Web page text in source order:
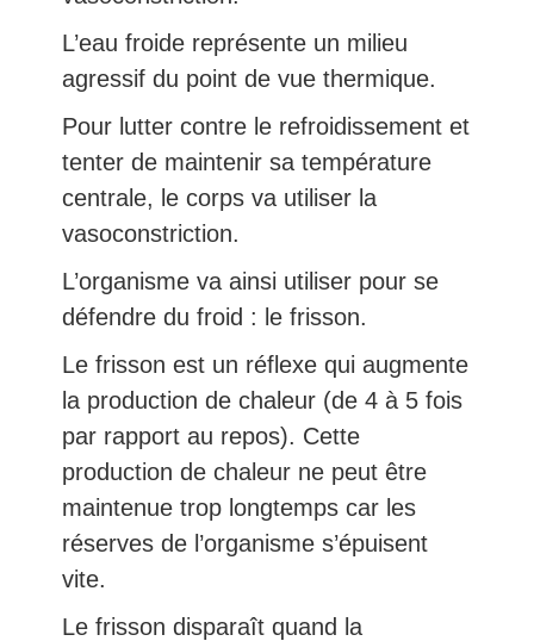
L’eau froide représente un milieu
agressif du point de vue thermique.
Pour lutter contre le refroidissement et
tenter de maintenir sa température
centrale, le corps va utiliser la
vasoconstriction.
L’organisme va ainsi utiliser pour se
défendre du froid : le frisson.
Le frisson est un réflexe qui augmente
la production de chaleur (de 4 à 5 fois
par rapport au repos). Cette
production de chaleur ne peut être
maintenue trop longtemps car les
réserves de l’organisme s’épuisent
vite.
Le frisson disparaît quand la